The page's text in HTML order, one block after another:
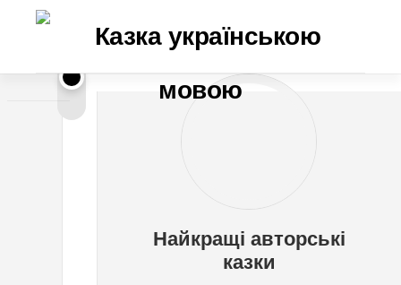
Перейти
д
Найкращі авторські
казки